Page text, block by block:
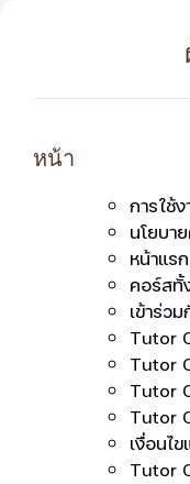
หน้า
การใช้ง
นโยบา
หน้าแรก
คอร์สทั้
เข้าร่วม
Tutor
Tutor
Tutor
Tutor
เงื่อนไ
Tutor